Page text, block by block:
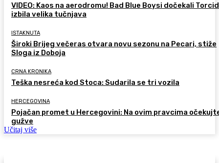
VIDEO: Kaos na aerodromu! Bad Blue Boysi dočekali
izbila velika tučnjava
ISTAKNUTA
Široki Brijeg večeras otvara novu sezonu na Pecari, stiže
Sloga iz Doboja
CRNA KRONIKA
Teška nesreća kod Stoca: Sudarila se tri vozila
HERCEGOVINA
Pojačan promet u Hercegovini: Na ovim pravcima
gužve
Učitaj više